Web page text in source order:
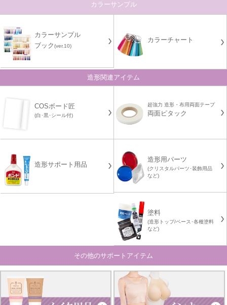
カラーサンプル
カラーサンプル
ブック(ver.10)
カラーチャート
造形関連アイテム
COSボード匠
(白･黒･シール付)
超強力 造形・布用両面テープ
両面ピタック
造形サポート用品
造形用パーツ
(クリスタルパーツ･装飾用品
など)
塗料
(造形トップ/ベース･各種塗料
など)
その他のサポートアイテム